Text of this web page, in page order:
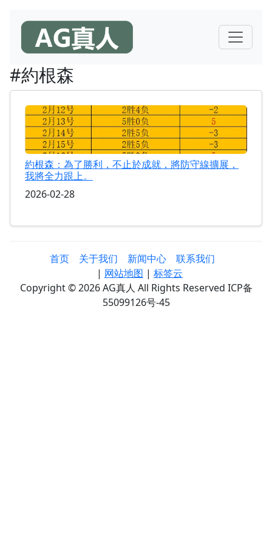
#約根森
約根森：為了勝利，不止於成就，將防守線擴展，
我將全力跟上。
2026-02-28
首页 关于我们 新闻中心
联系我们
| 网站地图 | 标签云
Copyright © 2026 AG真人 All Rights Reserved ICP备
55099126号-45